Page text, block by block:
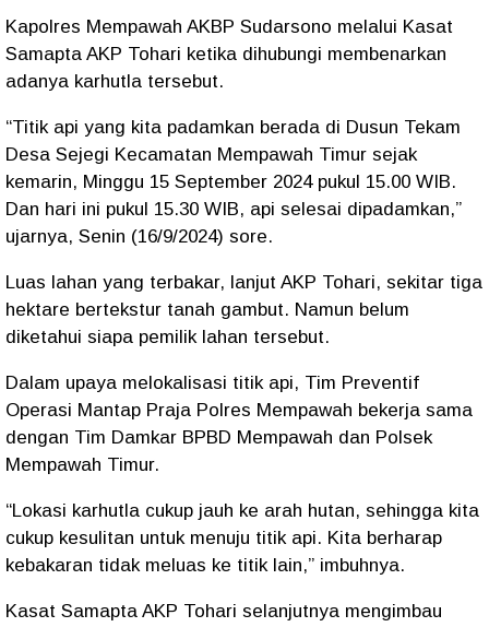
Kapolres Mempawah AKBP Sudarsono melalui Kasat
Samapta AKP Tohari ketika dihubungi membenarkan
adanya karhutla tersebut.
“Titik api yang kita padamkan berada di Dusun Tekam
Desa Sejegi Kecamatan Mempawah Timur sejak
kemarin, Minggu 15 September 2024 pukul 15.00 WIB.
Dan hari ini pukul 15.30 WIB, api selesai dipadamkan,”
ujarnya, Senin (16/9/2024) sore.
Luas lahan yang terbakar, lanjut AKP Tohari, sekitar tiga
hektare bertekstur tanah gambut. Namun belum
diketahui siapa pemilik lahan tersebut.
Dalam upaya melokalisasi titik api, Tim Preventif
Operasi Mantap Praja Polres Mempawah bekerja sama
dengan Tim Damkar BPBD Mempawah dan Polsek
Mempawah Timur.
“Lokasi karhutla cukup jauh ke arah hutan, sehingga kita
cukup kesulitan untuk menuju titik api. Kita berharap
kebakaran tidak meluas ke titik lain,” imbuhnya.
Kasat Samapta AKP Tohari selanjutnya mengimbau